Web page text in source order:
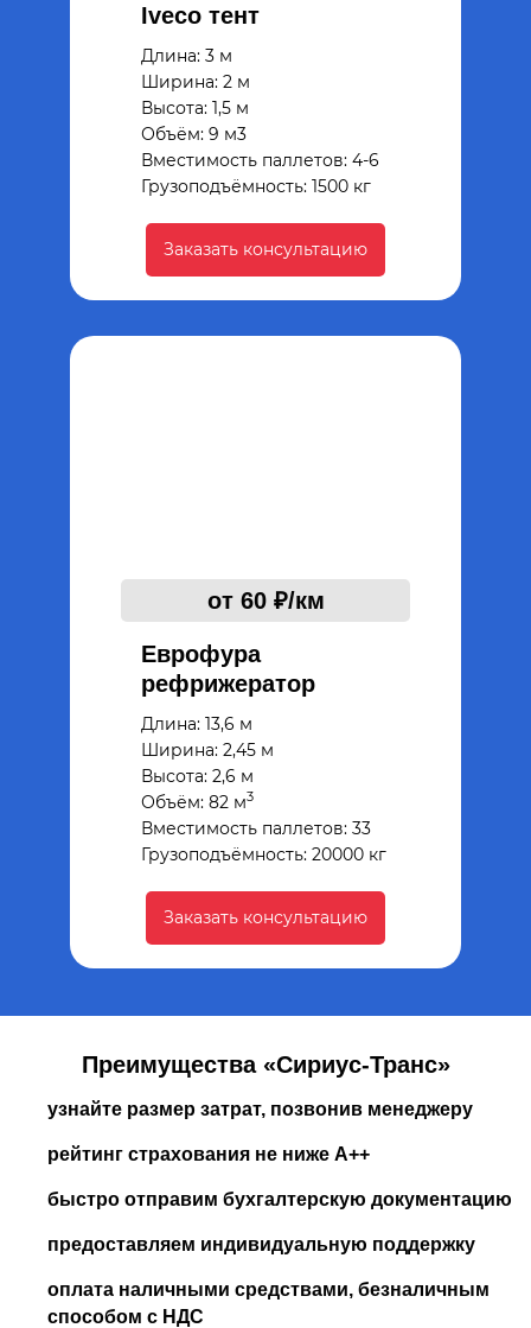
Iveco тент
Длина: 3 м
Ширина: 2 м
Высота: 1,5 м
Объём: 9 м3
Вместимость паллетов: 4-6
Грузоподъёмность: 1500 кг
Заказать консультацию
от 60 ₽/км
Еврофура
рефрижератор
Длина: 13,6 м
Ширина: 2,45 м
Высота: 2,6 м
Объём: 82 м3
Вместимость паллетов: 33
Грузоподъёмность: 20000 кг
Заказать консультацию
Преимущества «Сириус-Транс»
узнайте размер затрат, позвонив менеджеру
рейтинг страхования не ниже А++
быстро отправим бухгалтерскую документацию
предоставляем индивидуальную поддержку
оплата наличными средствами, безналичным
способом с НДС